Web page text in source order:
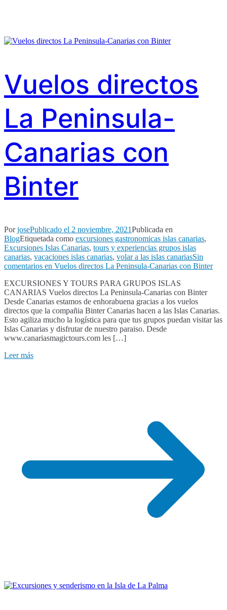
Vuelos directos
La Peninsula-
Canarias con
Binter
PorjosePublicado el 2 noviembre, 2021Publicada en
BlogEtiquetada como excursiones gastronomicas islas canarias,
Excursiones Islas Canarias, tours y experiencias grupos islas
canarias, vacaciones islas canarias, volar a las islas canariasSin
comentarios en Vuelos directos La Peninsula-Canarias con Binter
EXCURSIONES Y TOURS PARA GRUPOS ISLAS
CANARIAS Vuelos directos La Peninsula-Canarias con Binter
Desde Canarias estamos de enhorabuena gracias a los vuelos
directos que la compañia Binter Canarias hacen a las Islas Canarias.
Esto agiliza mucho la logística para que tus grupos puedan visitar las
Islas Canarias y disfrutar de nuestro paraiso. Desde
www.canariasmagictours.com les […]
Leer más